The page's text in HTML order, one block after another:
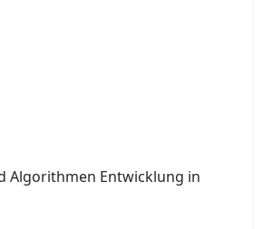
Algorithmen Entwicklung in